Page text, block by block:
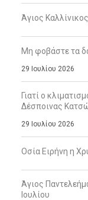
Άγιος
Μη φοβάστε τα
29 Ιουλίου 2026
Γιατί ο
Δέσποινας
29 Ιουλίου 2026
Οσία Ειρήνη η
Άγιος
Ιουλίου